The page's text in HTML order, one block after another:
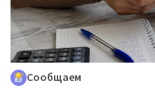
Сообщаем